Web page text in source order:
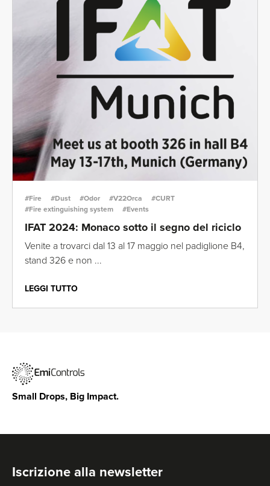
#Fire #Dust #Odor #V22Orca
#CURT
#Fire extinguishing system
#Events
IFAT 2024: Monaco sotto il segno del riciclo
Venite a trovarci dal 13 al 17 maggio nel padiglione B4,
stand 326 e non ...
LEGGI TUTTO
Small Drops, Big Impact.
Iscrizione alla newsletter